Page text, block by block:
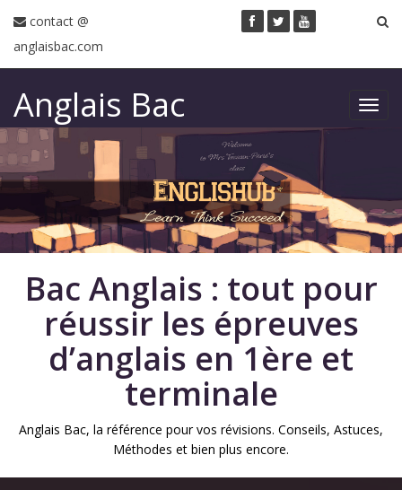
contact @
anglaisbac.com
Anglais Bac
Bac Anglais : tout pour
réussir les épreuves
d’anglais en 1ère et
terminale
Anglais Bac, la référence pour vos révisions. Conseils, Astuces,
Méthodes et bien plus encore.